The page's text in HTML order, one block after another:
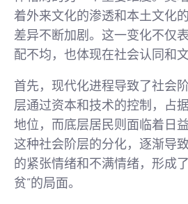
着外来文化的渗透和本土文化
差异不断加剧。这一变化不仅
配不均，也体现在社会认同和
首先，现代化进程导致了社会
层通过资本和技术的控制，占
地位，而底层居民则面临着日
这种社会阶层的分化，逐渐导
的紧张情绪和不满情绪，形成
贫”的局面。